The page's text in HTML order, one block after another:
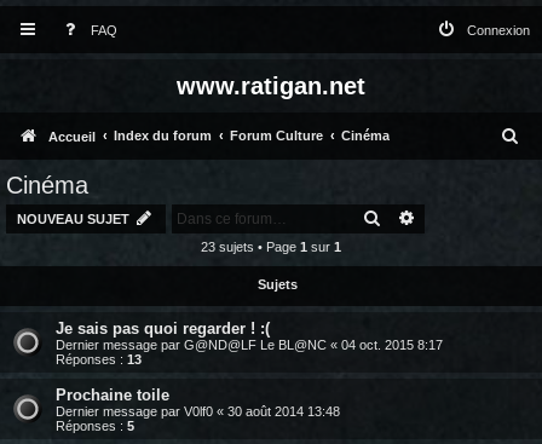
FAQ Connexion
www.ratigan.net
Accueil Index du forum Forum Culture Cinéma
e
Cinéma
NOUVEAU SUJET RECHERCHER
23 sujets • Page 1 sur 1
Sujets
Je sais pas quoi regarder ! :(
Dernier message par G@ND@LF Le BL@NC « 04 oct. 2015 8:17
Réponses : 13
Prochaine toile
Dernier message par V0lf0 « 30 août 2014 13:48
Réponses : 5